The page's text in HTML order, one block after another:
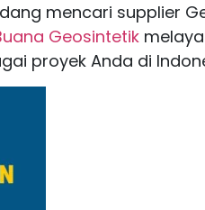
mencari supplier
Geosintetik
proyek Anda di